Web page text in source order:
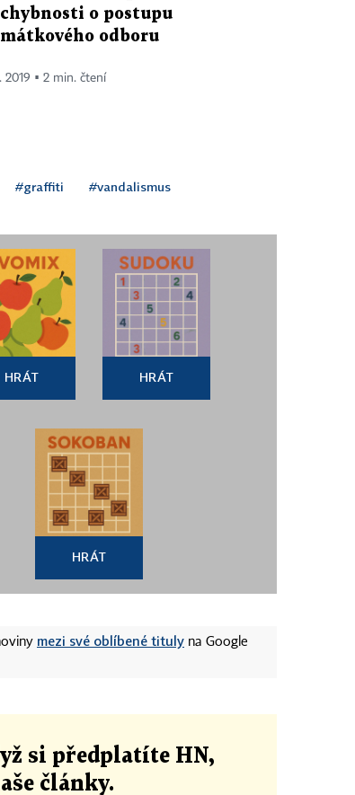
o postupu
odboru
2019 ▪ 2 min. čtení
#graffiti #vandalismus
HRÁT HRÁT
HRÁT
mezi své oblíbené tituly na Google
si předplatíte HN,
články.